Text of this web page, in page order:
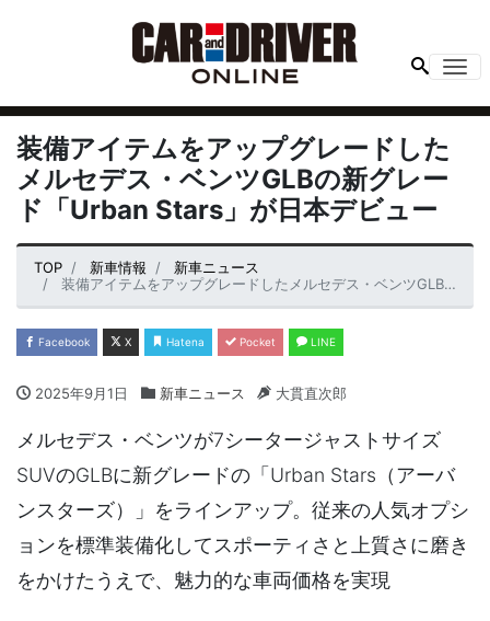
装備アイテムをアップグレードした
メルセデス・ベンツGLBの新グレー
ド「Urban Stars」が日本デビュー
TOP 新車情報
新車ニュース
装備アイテムをアップグレードしたメルセデス・ベンツGLBの新グレード「Urban Stars」が日本デビュー
Facebook X Hatena Pocket LINE
2025年9月1日 新車ニュース 大貫直次郎
メルセデス・ベンツが7シータージャストサイズ
SUVのGLBに新グレードの「Urban Stars（アーバ
ンスターズ）」をラインアップ。従来の人気オプシ
ョンを標準装備化してスポーティさと上質さに磨き
をかけたうえで、魅力的な車両価格を実現